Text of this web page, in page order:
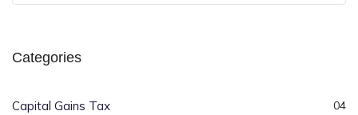
Categories
Capital Gains Tax 04